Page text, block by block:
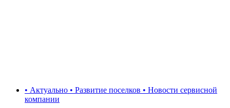
• Актуально • Развитие поселков • Новости сервисной
компании